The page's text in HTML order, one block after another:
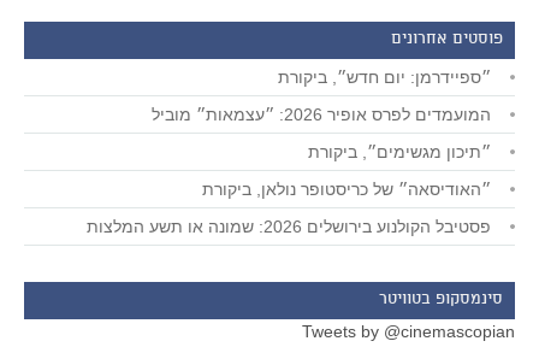
פוסטים אחרונים
״ספיידרמן: יום חדש״, ביקורת
המועמדים לפרס אופיר 2026: ״עצמאות״ מוביל
״תיכון מגשימים״, ביקורת
״האודיסאה״ של כריסטופר נולאן, ביקורת
פסטיבל הקולנוע בירושלים 2026: שמונה או תשע המלצות
סינמסקופ בטוויטר
Tweets by @cinemascopian